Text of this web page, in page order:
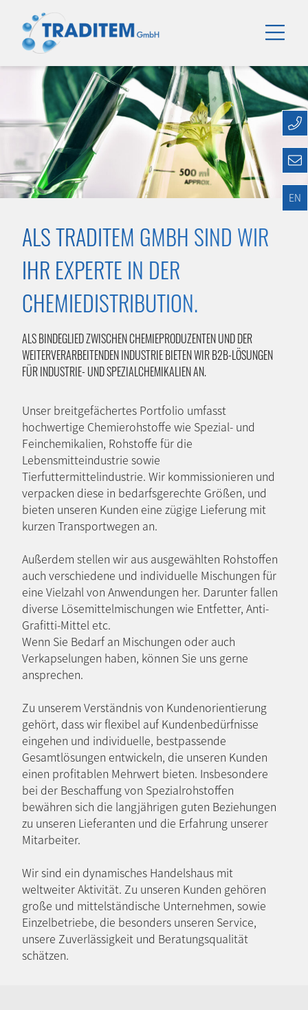
EN
ALS TRADITEM GMBH SIND WIR
IHR EXPERTE IN DER
CHEMIEDISTRIBUTION.
ALS BINDEGLIED ZWISCHEN CHEMIEPRODUZENTEN UND DER
WEITERVERARBEITENDEN INDUSTRIE BIETEN WIR B2B-LÖSUNGEN
FÜR INDUSTRIE- UND SPEZIALCHEMIKALIEN AN.
Unser breitgefächertes Portfolio umfasst
hochwertige Chemierohstoffe wie Spezial- und
Feinchemikalien, Rohstoffe für die
Lebensmitteindustrie sowie
Tierfuttermittelindustrie. Wir kommissionieren und
verpacken diese in bedarfsgerechte Größen, und
bieten unseren Kunden eine zügige Lieferung mit
kurzen Transportwegen an.
Außerdem stellen wir aus ausgewählten Rohstoffen
auch verschiedene und individuelle Mischungen für
eine Vielzahl von Anwendungen her. Darunter fallen
diverse Lösemittelmischungen wie Entfetter, Anti-
Grafitti-Mittel etc.
Wenn Sie Bedarf an Mischungen oder auch
Verkapselungen haben, können Sie uns gerne
ansprechen.
Zu unserem Verständnis von Kundenorientierung
gehört, dass wir flexibel auf Kundenbedürfnisse
eingehen und individuelle, bestpassende
Gesamtlösungen entwickeln, die unseren Kunden
einen profitablen Mehrwert bieten. Insbesondere
bei der Beschaffung von Spezialrohstoffen
bewähren sich die langjährigen guten Beziehungen
zu unseren Lieferanten und die Erfahrung unserer
Mitarbeiter.
Wir sind ein dynamisches Handelshaus mit
weltweiter Aktivität. Zu unseren Kunden gehören
große und mittelständische Unternehmen, sowie
Einzelbetriebe, die besonders unseren Service,
unsere Zuverlässigkeit und Beratungsqualität
schätzen.